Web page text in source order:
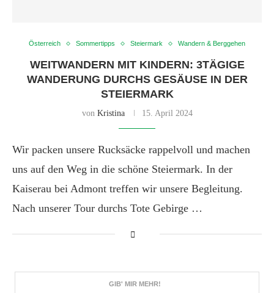
Österreich Sommertipps Steiermark Wandern & Berggehen
WEITWANDERN MIT KINDERN: 3TÄGIGE
WANDERUNG DURCHS GESÄUSE IN DER
STEIERMARK
von Kristina 15. April 2024
Wir packen unsere Rucksäcke rappelvoll und machen
uns auf den Weg in die schöne Steiermark. In der
Kaiserau bei Admont treffen wir unsere Begleitung.
Nach unserer Tour durchs Tote Gebirge …
GIB' MIR MEHR!